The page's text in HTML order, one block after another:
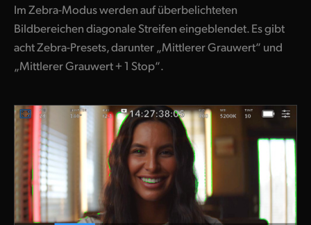
Im Zebra-Modus werden auf überbelichteten
Bildbereichen diagonale Streifen eingeblendet. Es gibt
acht Zebra-Presets, darunter „Mittlerer Grauwert“ und
„Mittlerer Grauwert + 1 Stop“.